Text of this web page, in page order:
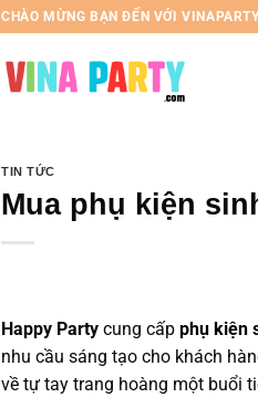
CHÀO MỪNG BẠN ĐẾN VỚI
TIN TỨC
Mua phụ kiện
Happy Party cung cấp phụ kiện
nhu cầu sáng tạo cho khách
về tự tay trang hoàng một buổi